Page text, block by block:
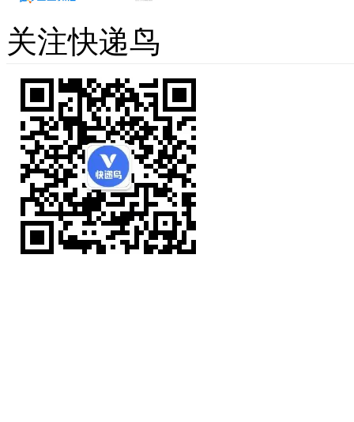
关注快递鸟